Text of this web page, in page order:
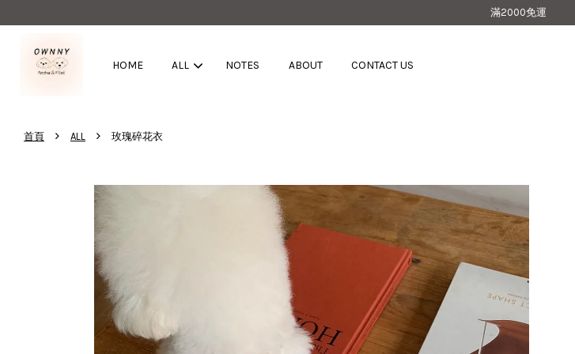
滿2000免運
HOME ALL NOTES ABOUT CONTACT US
首頁 › ALL › 玫瑰碎花衣